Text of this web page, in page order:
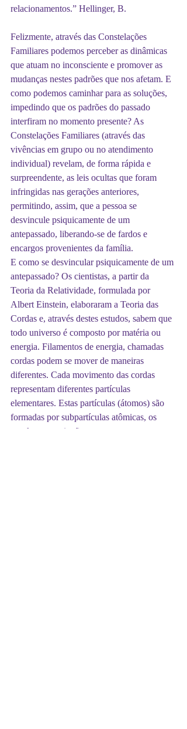
relacionamentos.” Hellinger, B.
Felizmente, através das Constelações
Familiares podemos perceber as dinâmicas
que atuam no inconsciente e promover as
mudanças nestes padrões que nos afetam. E
como podemos caminhar para as soluções,
impedindo que os padrões do passado
interfiram no momento presente? As
Constelações Familiares (através das
vivências em grupo ou no atendimento
individual) revelam, de forma rápida e
surpreendente, as leis ocultas que foram
infringidas nas gerações anteriores,
permitindo, assim, que a pessoa se
desvincule psiquicamente de um
antepassado, liberando-se de fardos e
encargos provenientes da família.
E como se desvincular psiquicamente de um
antepassado? Os cientistas, a partir da
Teoria da Relatividade, formulada por
Albert Einstein, elaboraram a Teoria das
Cordas e, através destes estudos, sabem que
todo universo é composto por matéria ou
energia. Filamentos de energia, chamadas
cordas podem se mover de maneiras
diferentes. Cada movimento das cordas
representam diferentes partículas
elementares. Estas partículas (átomos) são
formadas por subpartículas atômicas, os
quarks, os quais são compostos por